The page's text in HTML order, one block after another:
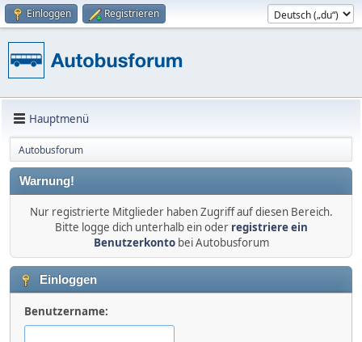
Einloggen Registrieren
Hauptmenü
Autobusforum
Warnung!
Nur registrierte Mitglieder haben Zugriff auf diesen Bereich.
Bitte logge dich unterhalb ein oder registriere ein
Benutzerkontobei Autobusforum
Einloggen
Benutzername: